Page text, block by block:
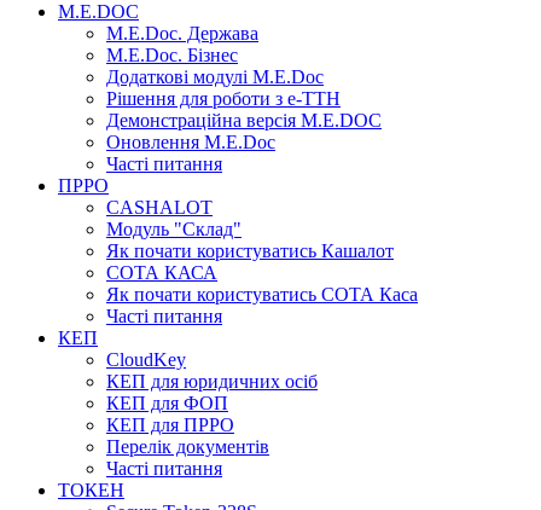
M.E.DOC
M.E.Doc. Держава
M.E.Doc. Бізнес
Додаткові модулі M.E.Doc
Рішення для роботи з е-ТТН
Демонстраційна версія M.E.DOC
Оновлення M.E.Doc
Часті питання
ПРРО
CASHALOT
Модуль "Склад"
Як почати користуватись Кашалот
СОТА КАСА
Як почати користуватись СОТА Каса
Часті питання
КЕП
CloudKey
КЕП для юридичних осіб
КЕП для ФОП
КЕП для ПРРО
Перелік документів
Часті питання
ТОКЕН